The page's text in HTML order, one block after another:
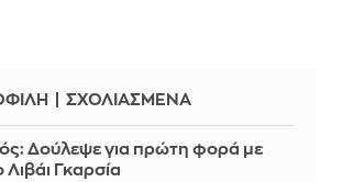
ΣΧΟΛΙΑΣΜΕΝΑ
Δούλεψε για πρώτη φορά με
Γκαρσία